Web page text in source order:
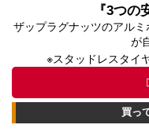
『3つの
ザップラグナッツのアルミ
が
※スタッドレスタイ
買っ